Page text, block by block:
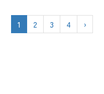
1 2 3 4 ›